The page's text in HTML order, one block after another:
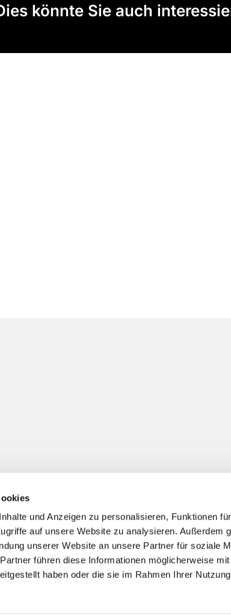
und Anzeigen zu personalisieren, Funktionen
auf unsere Website zu analysieren. Außerdem
unserer Website an unsere Partner für soziale
führen diese Informationen möglicherweise
haben oder die sie im Rahmen Ihrer
könnte Sie auch